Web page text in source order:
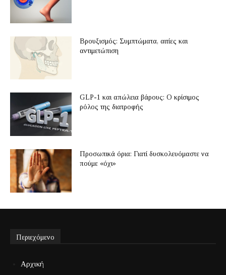
Βρουξισμός: Συμπτώματα, αιτίες και
αντιμετώπιση
GLP-1 και απώλεια βάρους: Ο κρίσιμος
ρόλος της διατροφής
Προσωπικά όρια: Γιατί δυσκολευόμαστε να
πούμε «όχι»
Περιεχόμενο
Αρχική